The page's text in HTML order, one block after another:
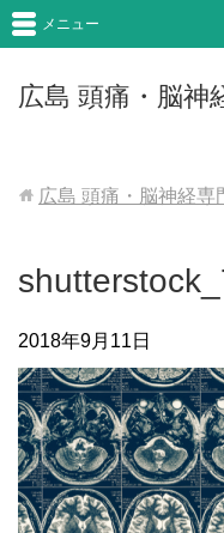
広島 頭痛・脳神
メニュー
広島 頭痛・脳神経専
2018年9月11日